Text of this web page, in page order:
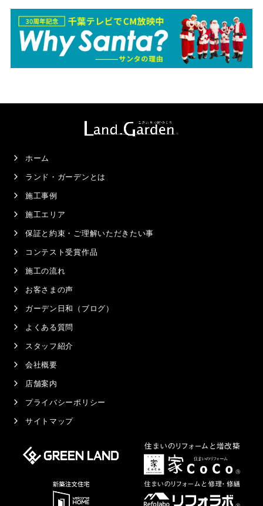
ホーム
ランド・ガーデンとは
施工事例
施工エリア
保証と約束・ご理解いただきたい事
コンテスト受賞作品
施工の流れ
お客さまの声
ガーデン日和（ブログ）
よくある質問
スタッフ紹介
会社概要
店舗案内
プライバシーポリシー
サイトマップ